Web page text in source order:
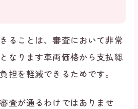
ることは、審査において非常
なります車両価格から支払総
担を軽減できるためです。
査が通るわけではありませ